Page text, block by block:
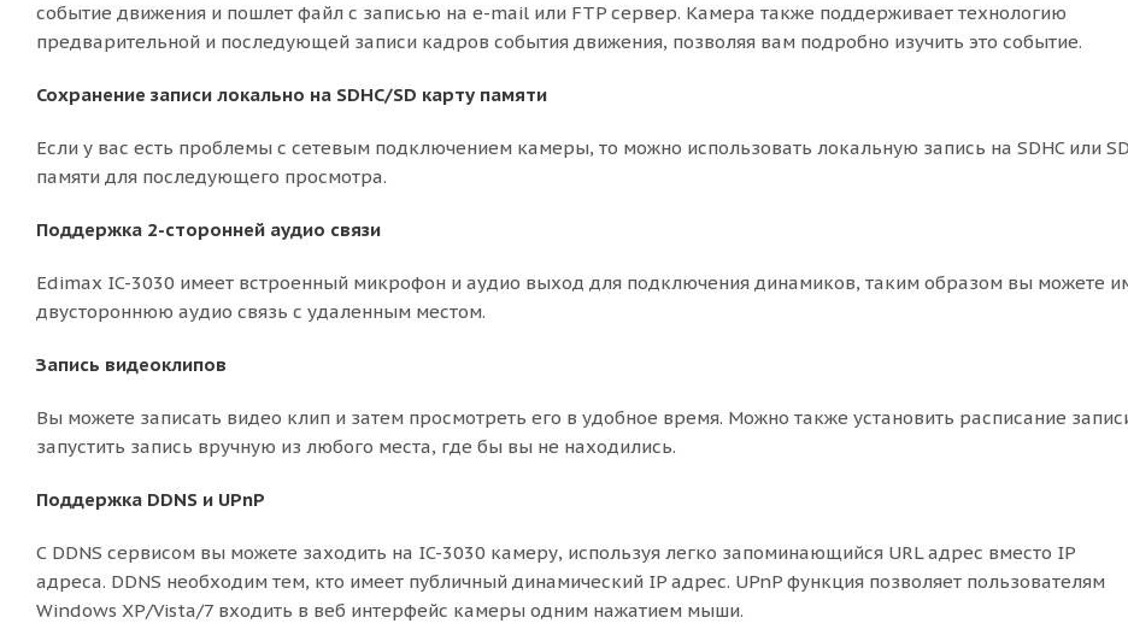
событие движения и пошлет файл с записью на e-mail или FTP сервер. Камера также поддерживает технологию
предварительной и последующей записи кадров события движения, позволяя вам подробно изучить это событие.
Сохранение записи локально на SDHC/SD карту памяти
Если у вас есть проблемы с сетевым подключением камеры, то можно использовать локальную запись на SDHC или
памяти для последующего просмотра.
Поддержка 2-сторонней аудио связи
Edimax IC-3030 имеет встроенный микрофон и аудио выход для подключения динамиков, таким образом вы можете
двустороннюю аудио связь с удаленным местом.
Запись видеоклипов
Вы можете записать видео клип и затем просмотреть его в удобное время. Можно также установить расписание
запустить запись вручную из любого места, где бы вы не находились.
Поддержка DDNS и UPnP
С DDNS сервисом вы можете заходить на IC-3030 камеру, используя легко запоминающийся URL адрес вместо IP
адреса. DDNS необходим тем, кто имеет публичный динамический IP адрес. UPnP функция позволяет пользователям
Windows XP/Vista/7 входить в веб интерфейс камеры одним нажатием мыши.